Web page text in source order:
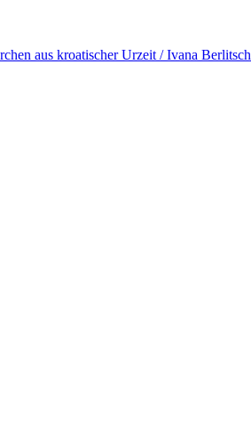
aus kroatischer Urzeit / Ivana Berlitsch